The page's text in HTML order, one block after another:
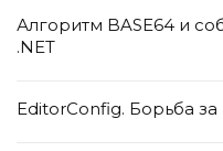
Алгоритм BASE64 и
.NET
EditorConfig. Борьба за